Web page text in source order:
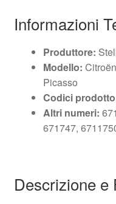
Informazioni
Produttore:
Modello:
Picasso
Codici
Altri numeri:
671747,
Descrizione e